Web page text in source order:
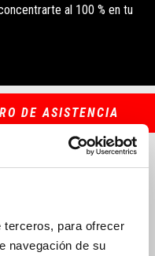
terceros, para ofrecer
navegación de su
al 100 % en tu
DE ASISTENCIA